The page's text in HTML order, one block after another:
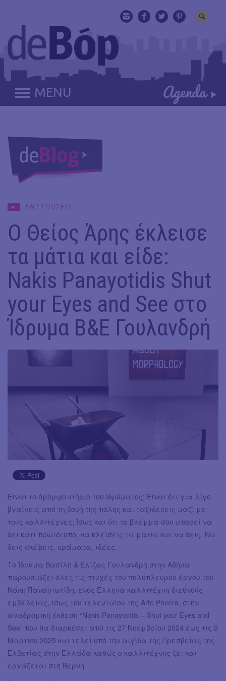
MENU
ΕΝΤΥΠΩΣΕΙΣ
Ο Θείος Άρης έκλεισε
τα μάτια και είδε:
Nakis Panayotidis Shut
your Eyes and See στο
Ίδρυμα Β&Ε Γουλανδρή
Είναι το όμορφο κτήριο του Ιδρύματος; Είναι ότι για λίγο
βγαίνεις από τη βουή της πόλης και ταξιδεύεις μαζί με
τους καλλιτέχνες; Ίσως και ότι το βλέμμα σου μπορεί να
δει κάτι πρωτότυπο, να κλείσεις τα μάτια και να δεις. Να
δεις σκέψεις, οράματα, ιδέες.
Το Ίδρυμα Βασίλη & Ελίζας Γουλανδρή στην Αθήνα
παρουσιάζει όλες τις πτυχές του πολύπλευρου έργου του
Νάκη Παναγιωτίδη, ενός Έλληνα καλλιτέχνη διεθνούς
εμβέλειας, ίσως του τελευταίου της Arte Povera, στην
αναδρομική έκθεση “Nakis Panayotidis – Shut your Eyes and
See” που θα διαρκέσει από τις 27 Νοεμβρίου 2024 έως τις 2
Μαρτίου 2025 και τελεί υπό την αιγίδα της Πρεσβείας της
Ελβετίας στην Ελλάδα καθώς ο καλλιτέχνης ζει και
εργάζεται στη Βέρνη.